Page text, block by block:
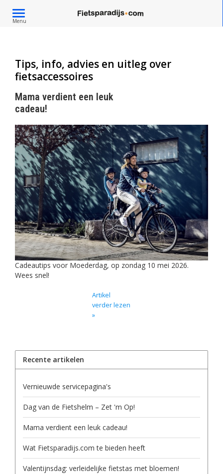
Toggle
navigation
Menu
Tips, info, advies en uitleg over
fietsaccessoires
Mama verdient een leuk
cadeau!
Cadeautips voor Moederdag, op zondag 10 mei 2026.
Wees snel!
Artikel
verder lezen
»
Recente artikelen
Vernieuwde servicepagina's
Dag van de Fietshelm – Zet 'm Op!
Mama verdient een leuk cadeau!
Wat Fietsparadijs.com te bieden heeft
Valentijnsdag: verleidelijke fietstas met bloemen!